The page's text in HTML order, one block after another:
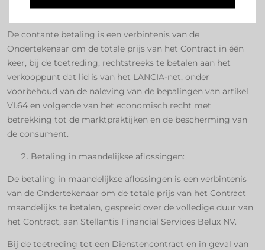
Contante betaling:
De contante betaling is een verbintenis van de
Ondertekenaar om de totale prijs van het Contract in één
keer, bij de toetreding, rechtstreeks te betalen aan het
verkooppunt dat lid is van het LANCIA-net, onder
voorbehoud van de naleving van de bepalingen van artikel
VI.64 en volgende van het economisch recht met
betrekking tot de marktpraktijken en de bescherming van
de consument.
Betaling in maandelijkse aflossingen:
De betaling in maandelijkse aflossingen is een verbintenis
van de Ondertekenaar om de totale prijs van het Contract
maandelijks te betalen, gespreid over de volledige duur van
het Contract, aan Stellantis Financial Services Belux NV.
Bij de toetreding tot een Dienstencontract en in geval van